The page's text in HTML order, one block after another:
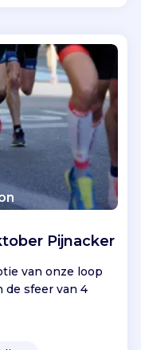
Pijnacker
van onze loop
de sfeer van 4